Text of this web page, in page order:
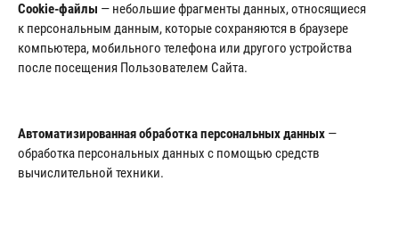
Cookie-файлы — небольшие фрагменты данных, относящиеся
к персональным данным, которые сохраняются в браузере
компьютера, мобильного телефона или другого устройства
после посещения Пользователем Сайта.
Автоматизированная обработка персональных данных —
обработка персональных данных с помощью средств
вычислительной техники.